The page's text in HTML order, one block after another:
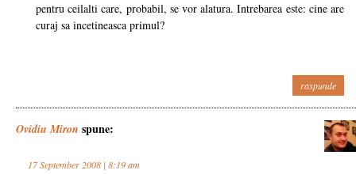
pentru ceilalti care, probabil, se vor alatura. Intrebarea este: cine are
curaj sa incetineasca primul?
raspunde
Ovidiu Miron spune:
17 September 2008 | 8:19 am